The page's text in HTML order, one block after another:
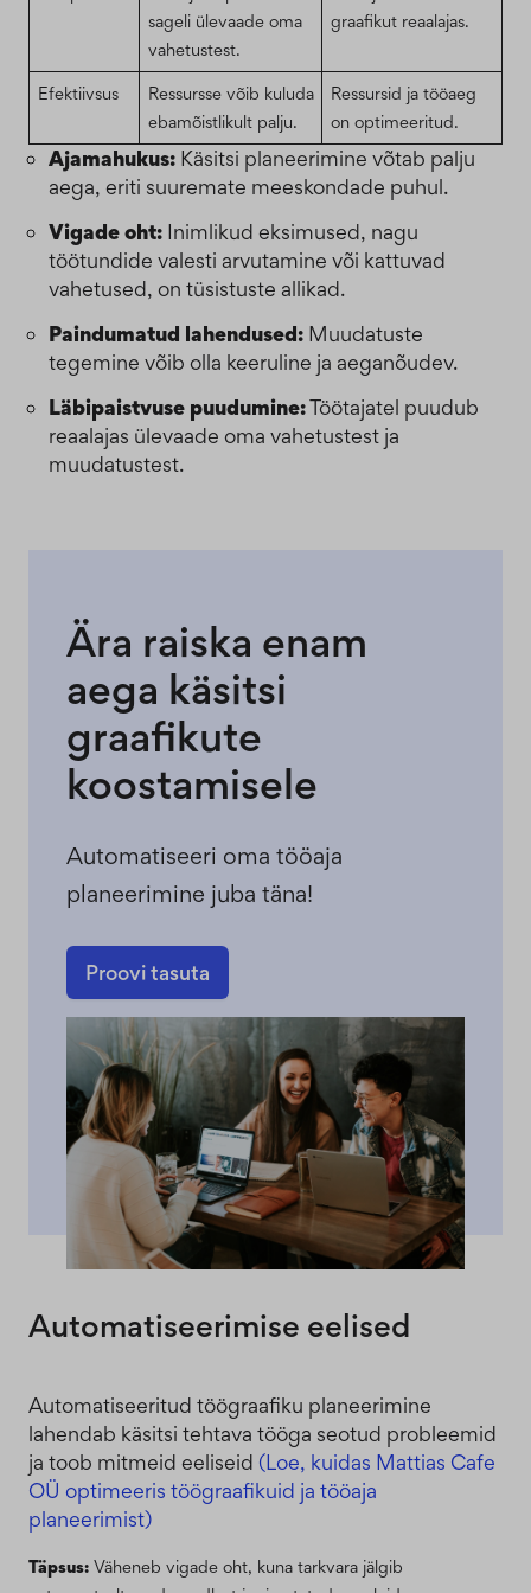
sageli ülevaade oma
vahetustest.
graafikut reaalajas.
Efektiivsus
Ressursse võib kuluda
ebamõistlikult palju.
Ressursid ja tööaeg
on optimeeritud.
Ajamahukus: Käsitsi planeerimine võtab palju
aega, eriti suuremate meeskondade puhul.
Vigade oht: Inimlikud eksimused, nagu
töötundide valesti arvutamine või kattuvad
vahetused, on tüsistuste allikad.
Paindumatud lahendused: Muudatuste
tegemine võib olla keeruline ja aeganõudev.
Läbipaistvuse puudumine:Töötajatel puudub
reaalajas ülevaade oma vahetustest ja
muudatustest.
Ära raiska enam
aega käsitsi
graafikute
koostamisele
Automatiseeri oma tööaja
planeerimine juba täna!
Proovi tasuta
Automatiseerimise eelised
Automatiseeritud töögraafiku planeerimine
lahendab käsitsi tehtava tööga seotud probleemid
ja toob mitmeid eeliseid (Loe, kuidas Mattias Cafe
OÜ optimeeris töögraafikuid ja tööaja
planeerimist)
Täpsus: Väheneb vigade oht, kuna tarkvara jälgib